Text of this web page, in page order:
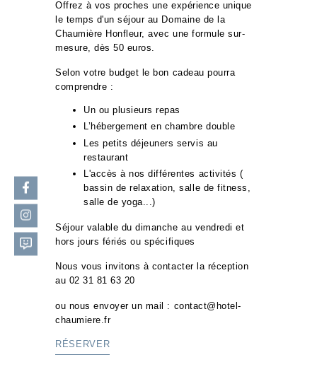
Offrez à vos proches une expérience unique
le temps d'un séjour au Domaine de la
Chaumière Honfleur, avec une formule sur-
mesure, dès 50 euros.
Selon votre budget le bon cadeau pourra
comprendre :
Un ou plusieurs repas
L’hébergement en chambre double
Les petits déjeuners servis au
restaurant
L'accès à nos différentes activités (
bassin de relaxation, salle de fitness,
salle de yoga...)
Séjour valable du dimanche au vendredi et
hors jours fériés ou spécifiques
Nous vous invitons à contacter la réception
au 02 31 81 63 20
ou nous envoyer un mail : contact@hotel-
chaumiere.fr
RÉSERVER